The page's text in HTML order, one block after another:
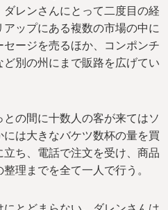
レンさんにとって二度目の経
ップにある複数の市場の中に
ージを売るほか、コンポンチ
別の州にまで販路を広げてい
の間に十数人の客が来てはソ
は大きなバケツ数杯の量を買
ち、電話で注文を受け、商品
理までを全て一人で行う。